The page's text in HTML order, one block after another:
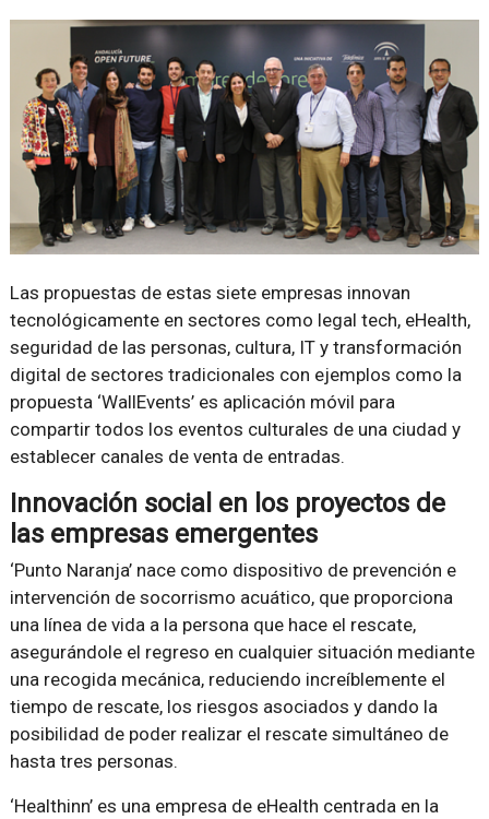
Las propuestas de estas siete empresas innovan
tecnológicamente en sectores como legal tech, eHealth,
seguridad de las personas, cultura, IT y transformación
digital de sectores tradicionales con ejemplos como la
propuesta ‘WallEvents’ es aplicación móvil para
compartir todos los eventos culturales de una ciudad y
establecer canales de venta de entradas.
Innovación social en los proyectos de
las empresas emergentes
‘Punto Naranja’ nace como dispositivo de prevención e
intervención de socorrismo acuático, que proporciona
una línea de vida a la persona que hace el rescate,
asegurándole el regreso en cualquier situación mediante
una recogida mecánica, reduciendo increíblemente el
tiempo de rescate, los riesgos asociados y dando la
posibilidad de poder realizar el rescate simultáneo de
hasta tres personas.
‘Healthinn’ es una empresa de eHealth centrada en la